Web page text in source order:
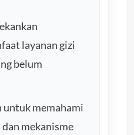
layanan gizi
belum
memahami
mekanisme